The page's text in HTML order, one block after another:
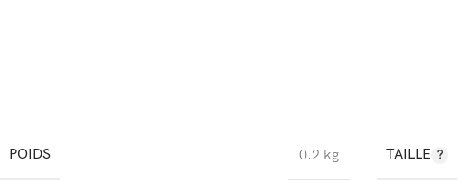
POIDS 0.2 kg TAILLE